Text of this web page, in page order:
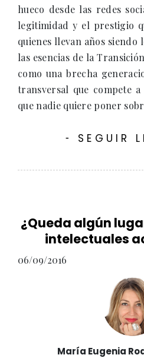
hueco desde las redes
legitimidad y el prestigio
quienes llevan años siendo
las esencias de la
como una brecha
transversal que compete
que nadie quiere poner
- SEGUIR
¿Queda algún
intelectuales
06/09/2016
María Eugenia